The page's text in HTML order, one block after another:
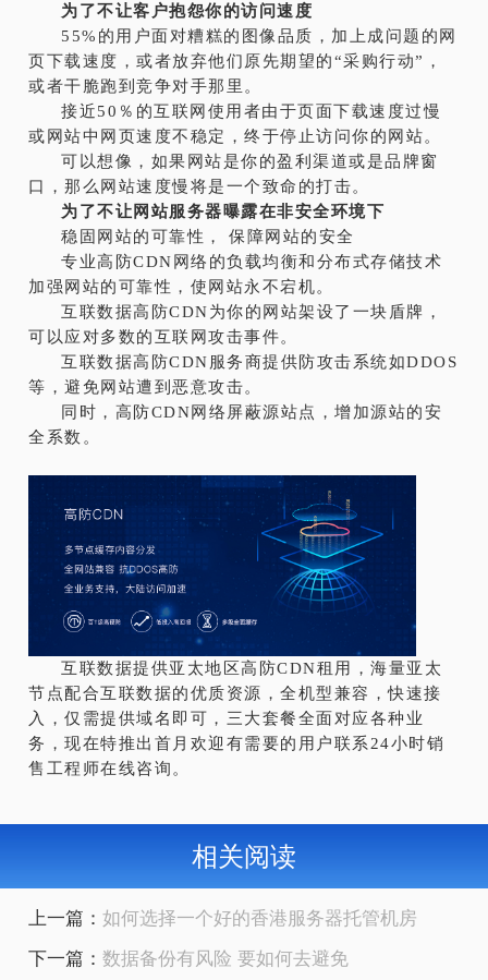
为了不让客户抱怨你的访问速度
55%的用户面对糟糕的图像品质，加上成问题的网
页下载速度，或者放弃他们原先期望的“采购行动”，
或者干脆跑到竞争对手那里。
接近50％的互联网使用者由于页面下载速度过慢
或网站中网页速度不稳定，终于停止访问你的网站。
可以想像，如果网站是你的盈利渠道或是品牌窗
口，那么网站速度慢将是一个致命的打击。
为了不让网站服务器曝露在非安全环境下
稳固网站的可靠性， 保障网站的安全
专业高防CDN网络的负载均衡和分布式存储技术
加强网站的可靠性，使网站永不宕机。
互联数据高防CDN为你的网站架设了一块盾牌，
可以应对多数的互联网攻击事件。
互联数据高防CDN服务商提供防攻击系统如DDOS
等，避免网站遭到恶意攻击。
同时，高防CDN网络屏蔽源站点，增加源站的安
全系数。
互联数据提供亚太地区高防CDN租用
，海量亚太
节点配合互联数据的优质资源，全机型兼容，快速接
入，仅需提供域名即可，三大套餐全面对应各种业
务，现在特推出首月欢迎有需要的用户联系24小时销
售工程师在线咨询。
相关阅读
上一篇：如何选择一个好的香港服务器托管机房
下一篇：数据备份有风险 要如何去避免